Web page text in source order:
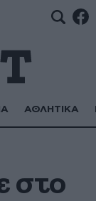
ΑΘΛΗΤΙΚΑ
στο